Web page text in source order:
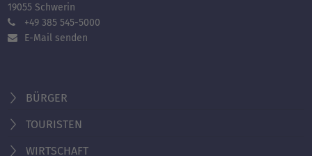
19055 Schwerin
+49 385 545-5000
E-Mail senden
BÜRGER
TOURISTEN
WIRTSCHAFT